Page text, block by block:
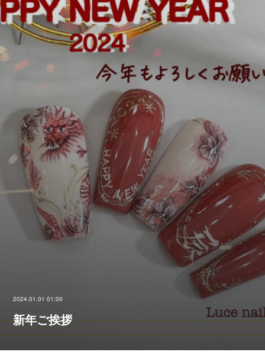
2024.01.01 01:00
新年ご挨拶